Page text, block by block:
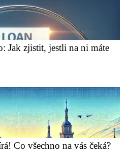
Jak zjistit, jestli na ni máte
Co všechno na vás čeká?